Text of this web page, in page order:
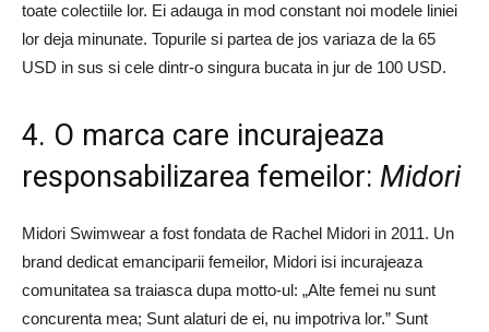
toate colectiile lor. Ei adauga in mod constant noi modele liniei
lor deja minunate. Topurile si partea de jos variaza de la 65
USD in sus si cele dintr-o singura bucata in jur de 100 USD.
4. O marca care incurajeaza
responsabilizarea femeilor: Midori
Midori Swimwear a fost fondata de Rachel Midori in 2011. Un
brand dedicat emanciparii femeilor, Midori isi incurajeaza
comunitatea sa traiasca dupa motto-ul: „Alte femei nu sunt
concurenta mea; Sunt alaturi de ei, nu impotriva lor.” Sunt